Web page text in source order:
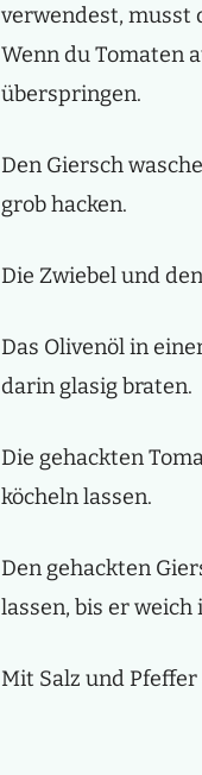
verwendest, musst
Wenn du Tomaten
überspringen.
Den Giersch
grob hacken.
Die Zwiebel und
Das Olivenöl in
darin glasig braten.
Die gehackten
köcheln lassen.
Den gehackten
lassen, bis er weich
Mit Salz und